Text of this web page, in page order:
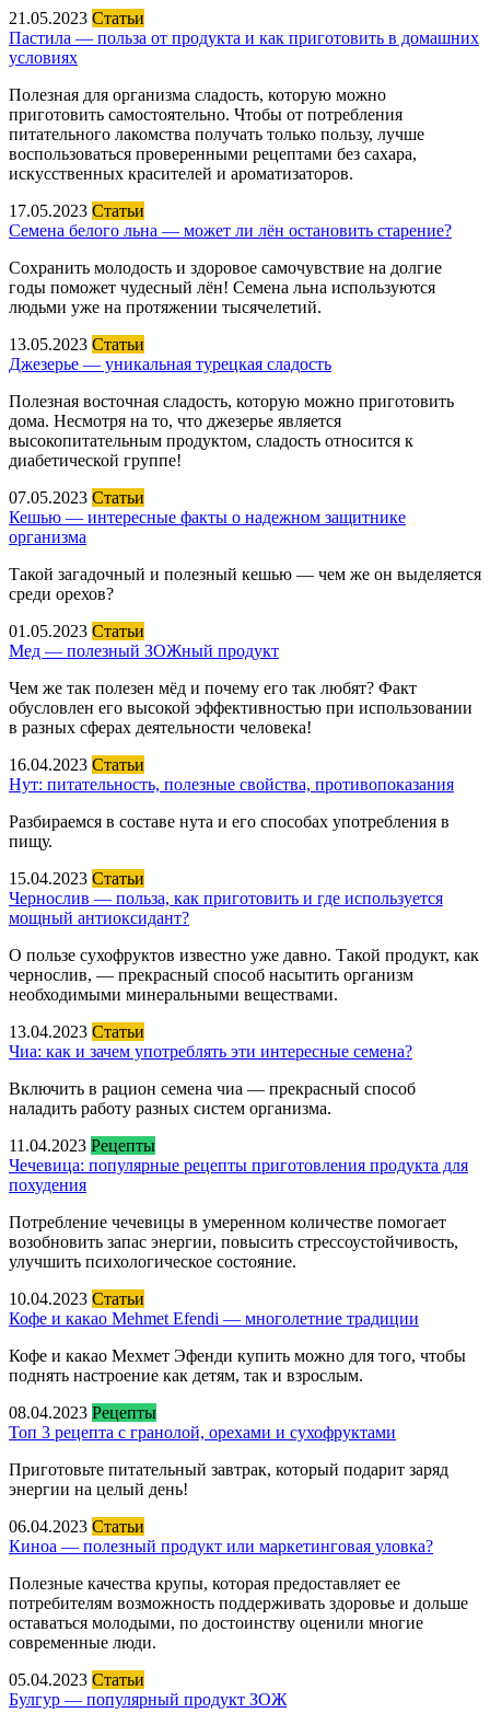
21.05.2023 Статьи
Пастила — польза от продукта и как приготовить в домашних
условиях
Полезная для организма сладость, которую можно
приготовить самостоятельно. Чтобы от потребления
питательного лакомства получать только пользу, лучше
воспользоваться проверенными рецептами без сахара,
искусственных красителей и ароматизаторов.
17.05.2023 Статьи
Семена белого льна — может ли лён остановить старение?
Сохранить молодость и здоровое самочувствие на долгие
годы поможет чудесный лён! Семена льна используются
людьми уже на протяжении тысячелетий.
13.05.2023 Статьи
Джезерье — уникальная турецкая сладость
Полезная восточная сладость, которую можно приготовить
дома. Несмотря на то, что джезерье является
высокопитательным продуктом, сладость относится к
диабетической группе!
07.05.2023 Статьи
Кешью — интересные факты о надежном защитнике
организма
Такой загадочный и полезный кешью — чем же он выделяется
среди орехов?
01.05.2023 Статьи
Мед — полезный ЗОЖный продукт
Чем же так полезен мёд и почему его так любят? Факт
обусловлен его высокой эффективностью при использовании
в разных сферах деятельности человека!
16.04.2023 Статьи
Нут: питательность, полезные свойства, противопоказания
Разбираемся в составе нута и его способах употребления в
пищу.
15.04.2023 Статьи
Чернослив — польза, как приготовить и где используется
мощный антиоксидант?
О пользе сухофруктов известно уже давно. Такой продукт, как
чернослив, — прекрасный способ насытить организм
необходимыми минеральными веществами.
13.04.2023 Статьи
Чиа: как и зачем употреблять эти интересные семена?
Включить в рацион семена чиа — прекрасный способ
наладить работу разных систем организма.
11.04.2023 Рецепты
Чечевица: популярные рецепты приготовления продукта для
похудения
Потребление чечевицы в умеренном количестве помогает
возобновить запас энергии, повысить стрессоустойчивость,
улучшить психологическое состояние.
10.04.2023 Статьи
Кофе и какао Mehmet Efendi — многолетние традиции
Кофе и какао Мехмет Эфенди купить можно для того, чтобы
поднять настроение как детям, так и взрослым.
08.04.2023 Рецепты
Топ 3 рецепта с гранолой, орехами и сухофруктами
Приготовьте питательный завтрак, который подарит заряд
энергии на целый день!
06.04.2023 Статьи
Киноа — полезный продукт или маркетинговая уловка?
Полезные качества крупы, которая предоставляет ее
потребителям возможность поддерживать здоровье и дольше
оставаться молодыми, по достоинству оценили многие
современные люди.
05.04.2023 Статьи
Булгур — популярный продукт ЗОЖ